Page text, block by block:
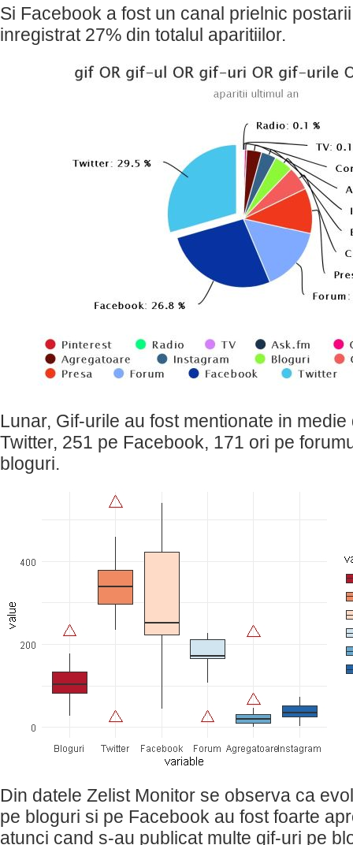
Si Facebook a fost un canal prielnic
inregistrat 27% din totalul aparitiilor.
Lunar, Gif-urile au fost mentionate in
Twitter, 251 pe Facebook, 171 ori pe
bloguri.
Din datele Zelist Monitor se observa ca
pe bloguri si pe Facebook au fost foarte
atunci cand s-au publicat multe gif-uri pe